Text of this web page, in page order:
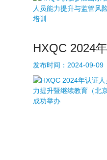
HXQC 2024
发布时间： 2024-09-09